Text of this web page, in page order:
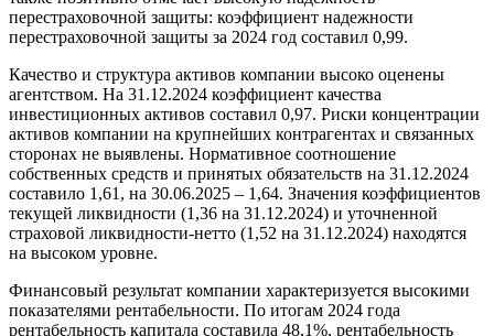
перестраховочной защиты: коэффициент надежности
перестраховочной защиты за 2024 год составил 0,99.
Качество и структура активов компании высоко оценены
агентством. На 31.12.2024 коэффициент качества
инвестиционных активов составил 0,97. Риски концентрации
активов компании на крупнейших контрагентах и связанных
сторонах не выявлены. Нормативное соотношение
собственных средств и принятых обязательств на 31.12.2024
составило 1,61, на 30.06.2025 – 1,64. Значения коэффициентов
текущей ликвидности (1,36 на 31.12.2024) и уточненной
страховой ликвидности-нетто (1,52 на 31.12.2024) находятся
на высоком уровне.
Финансовый результат компании характеризуется высокими
показателями рентабельности. По итогам 2024 года
рентабельность капитала составила 48,1%, рентабельность